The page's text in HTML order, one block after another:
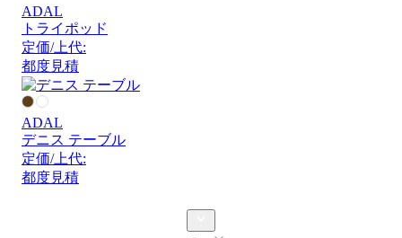
ADAL
トライポッド
定価/上代:
都度見積
ADAL
デニス テーブル
定価/上代:
都度見積